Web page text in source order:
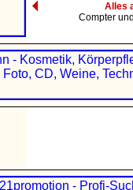
Alles
Compter